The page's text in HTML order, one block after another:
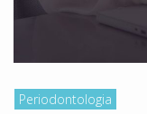
Periodontologia